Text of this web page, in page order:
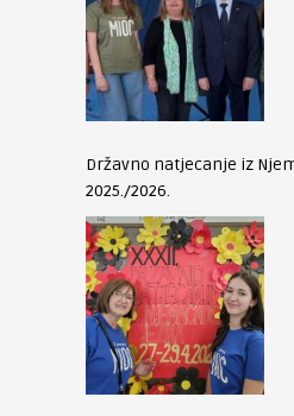
Državno natjecanje iz
2025./2026.